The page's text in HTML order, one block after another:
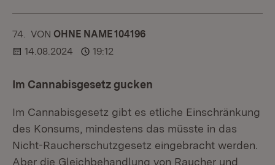
74. KOMMENTAR
VON :OHNE NAME 104196
14.08.2024
19:12
Im Cannabisgesetz gucken
Im Cannabisgesetz gibt es etliche Einschränkung
des Konsums, mindestens das müsste in das
Nicht-Raucherschutzgesetz eingebracht werden.
Aber die Gleichbehandlung von Raucher und